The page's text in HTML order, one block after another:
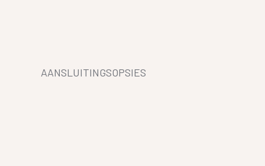
AANSLUITINGSOPSIES